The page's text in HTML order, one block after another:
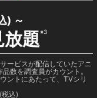
) ～
放題※3
ービスが配信していたアニ
数を調査員がカウント。
ントにあたって、TVシリ
込)